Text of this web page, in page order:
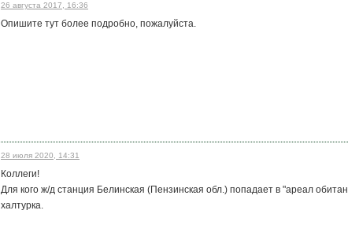
26 августа 2017, 16:36
Опишите тут более подробно, пожалуйста.
28 июля 2020, 14:31
Коллеги!
Для кого ж/д станция Белинская (Пензинская обл.) попадает в "ареал
халтурка.